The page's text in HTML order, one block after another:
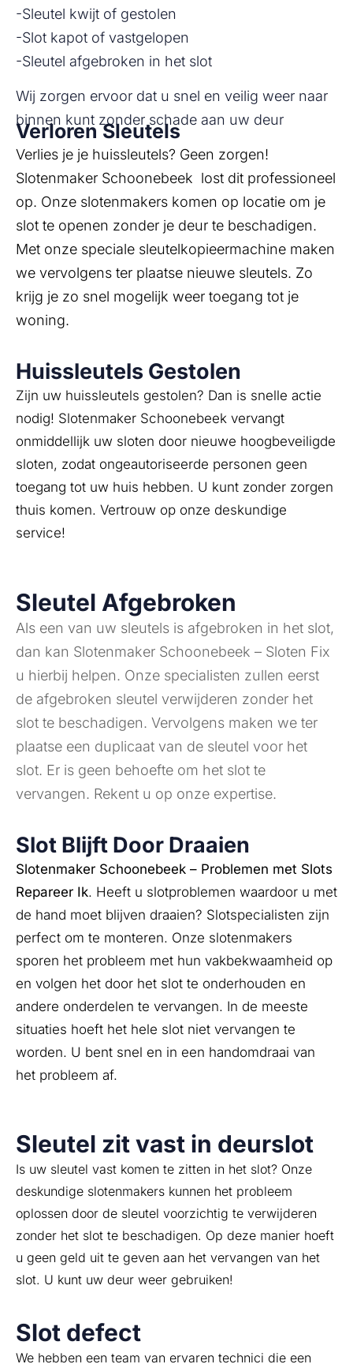
-Sleutel kwijt of gestolen
-Slot kapot of vastgelopen
-Sleutel afgebroken in het slot
Wij zorgen ervoor dat u snel en veilig weer naar
binnen kunt zonder schade aan uw deur
Verloren Sleutels
Verlies je je huissleutels? Geen zorgen!
Slotenmaker Schoonebeek lost dit professioneel
op. Onze slotenmakers komen op locatie om je
slot te openen zonder je deur te beschadigen.
Met onze speciale sleutelkopieermachine maken
we vervolgens ter plaatse nieuwe sleutels. Zo
krijg je zo snel mogelijk weer toegang tot je
woning.
Huissleutels Gestolen
Zijn uw huissleutels gestolen? Dan is snelle actie
nodig! Slotenmaker Schoonebeek vervangt
onmiddellijk uw sloten door nieuwe hoogbeveiligde
sloten, zodat ongeautoriseerde personen geen
toegang tot uw huis hebben. U kunt zonder zorgen
thuis komen. Vertrouw op onze deskundige
service!
Sleutel Afgebroken
Als een van uw sleutels is afgebroken in het slot,
dan kan Slotenmaker Schoonebeek – Sloten Fix
u hierbij helpen. Onze specialisten zullen eerst
de afgebroken sleutel verwijderen zonder het
slot te beschadigen. Vervolgens maken we ter
plaatse een duplicaat van de sleutel voor het
slot. Er is geen behoefte om het slot te
vervangen. Rekent u op onze expertise.
Slot Blijft Door Draaien
Slotenmaker Schoonebeek – Problemen met Slots
Repareer Ik. Heeft u slotproblemen waardoor u met
de hand moet blijven draaien? Slotspecialisten zijn
perfect om te monteren. Onze slotenmakers
sporen het probleem met hun vakbekwaamheid op
en volgen het door het slot te onderhouden en
andere onderdelen te vervangen. In de meeste
situaties hoeft het hele slot niet vervangen te
worden. U bent snel en in een handomdraai van
het probleem af.
Sleutel zit vast in deurslot
Is uw sleutel vast komen te zitten in het slot? Onze
deskundige slotenmakers kunnen het probleem
oplossen door de sleutel voorzichtig te verwijderen
zonder het slot te beschadigen. Op deze manier hoeft
u geen geld uit te geven aan het vervangen van het
slot. U kunt uw deur weer gebruiken!
Slot defect
We hebben een team van ervaren technici die een